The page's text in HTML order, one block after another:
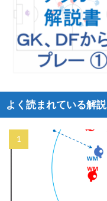
よく読まれている解説